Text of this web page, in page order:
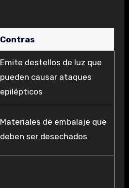
Contras
Emite destellos de luz que
pueden causar ataques
epilépticos
Materiales de embalaje que
deben ser desechados